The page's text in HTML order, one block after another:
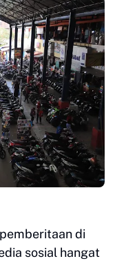
di
sosial hangat